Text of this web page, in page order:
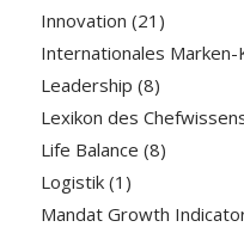
Innovation (21)
Internationales Marken-
Leadership (8)
Lexikon des
Life Balance (8)
Logistik(1)
Mandat Growth